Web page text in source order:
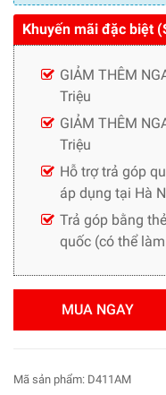
Khuyến mãi đặc biệt
GIẢM THÊM
Triệu
GIẢM THÊM
Triệu
Hỗ trợ trả góp
áp dụng tại Hà
Trả góp bằng
quốc (có thể
MUA NGAY
Mã sản phẩm: D411AM